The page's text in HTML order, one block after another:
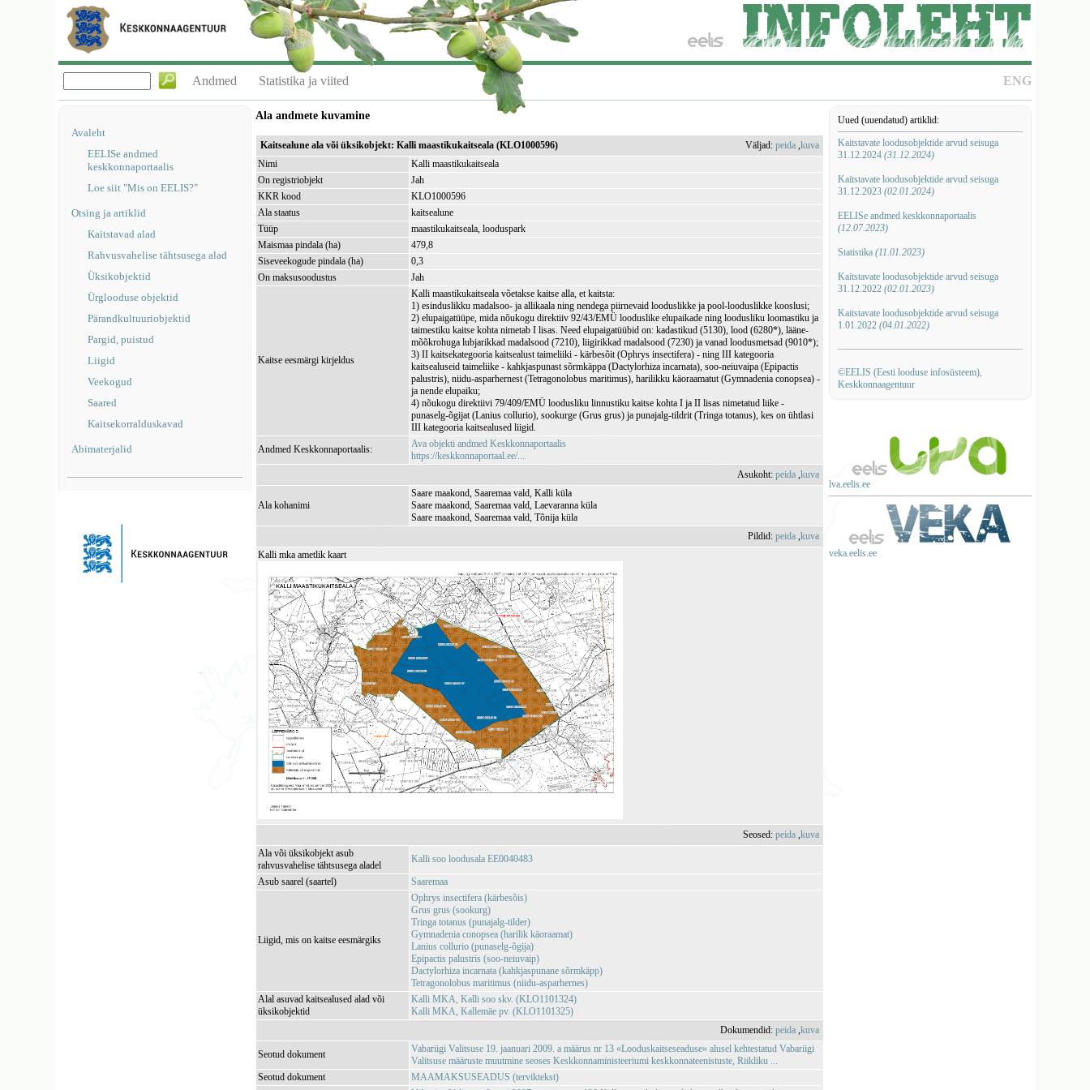
ENG
Andmed Statistika ja viited
Avaleht
EELISe andmed
keskkonnaportaalis
Loe siit "Mis on EELIS?"
Otsing ja artiklid
Kaitstavad alad
Rahvusvahelise tähtsusega alad
Üksikobjektid
Ürglooduse objektid
Pärandkultuuriobjektid
Pargid, puistud
Liigid
Veekogud
Saared
Kaitsekorralduskavad
Abimaterjalid
Uued (uuendatud) artiklid:
Kaitstavate loodusobjektide arvud seisuga
31.12.2024 (31.12.2024)
Kaitstavate loodusobjektide arvud seisuga
31.12.2023 (02.01.2024)
EELISe andmed keskkonnaportaalis
(12.07.2023)
Statistika (11.01.2023)
Kaitstavate loodusobjektide arvud seisuga
31.12.2022 (02.01.2023)
Kaitstavate loodusobjektide arvud seisuga
1.01.2022 (04.01.2022)
©EELIS (Eesti looduse infosüsteem),
Keskkonnaagentuur
lva.eelis.ee
veka.eelis.ee
Ala andmete kuvamine
Kaitsealune ala või üksikobjekt: Kalli maastikukaitseala (KLO1000596) Väljad:peida ,kuva
Nimi
Kalli maastikukaitseala
On registriobjekt
Jah
KKR kood
KLO1000596
Ala staatus
kaitsealune
Tüüp
maastikukaitseala, looduspark
Maismaa pindala (ha)
479,8
Siseveekogude pindala (ha)
0,3
On maksusoodustus
Jah
Kaitse eesmärgi kirjeldus
Kalli maastikukaitseala võetakse kaitse alla, et kaitsta:
1) esinduslikku madalsoo- ja allikaala ning nendega piirnevaid looduslikke ja pool-looduslikke kooslusi;
2) elupaigatüüpe, mida nõukogu direktiiv 92/43/EMÜ looduslike elupaikade ning loodusliku loomastiku ja
taimestiku kaitse kohta nimetab I lisas. Need elupaigatüübid on: kadastikud (5130), lood (6280*), lääne-
mõõkrohuga lubjarikkad madalsood (7210), liigirikkad madalsood (7230) ja vanad loodusmetsad (9010*);
3) II kaitsekategooria kaitsealust taimeliiki - kärbesõit (Ophrys insectifera) - ning III kategooria
kaitsealuseid taimeliike - kahkjaspunast sõrmkäppa (Dactylorhiza incarnata), soo-neiuvaipa (Epipactis
palustris), niidu-asparhernest (Tetragonolobus maritimus), harilikku käoraamatut (Gymnadenia conopsea) -
ja nende elupaiku;
4) nõukogu direktiivi 79/409/EMÜ loodusliku linnustiku kaitse kohta I ja II lisas nimetatud liike -
punaselg-õgijat (Lanius collurio), sookurge (Grus grus) ja punajalg-tildrit (Tringa totanus), kes on ühtlasi
III kategooria kaitsealused liigid.
Andmed Keskkonnaportaalis:
Ava objekti andmed Keskkonnaportaalis
https://keskkonnaportaal.ee/...
Asukoht:peida ,kuva
Ala kohanimi
Saare maakond, Saaremaa vald, Kalli küla
Saare maakond, Saaremaa vald, Laevaranna küla
Saare maakond, Saaremaa vald, Tõnija küla
Pildid:peida ,kuva
Kalli mka ametlik kaart
Seosed:peida ,kuva
Ala või üksikobjekt asub
rahvusvahelise tähtsusega aladel
Kalli soo loodusala EE0040483
Asub saarel (saartel)
Saaremaa
Liigid, mis on kaitse eesmärgiks
Ophrys insectifera (kärbesõis)
Grus grus (sookurg)
Tringa totanus (punajalg-tilder)
Gymnadenia conopsea (harilik käoraamat)
Lanius collurio (punaselg-õgija)
Epipactis palustris (soo-neiuvaip)
Dactylorhiza incarnata (kahkjaspunane sõrmkäpp)
Tetragonolobus maritimus (niidu-asparhernes)
Alal asuvad kaitsealused alad või
üksikobjektid
Kalli MKA, Kalli soo skv. (KLO1101324)
Kalli MKA, Kallemäe pv. (KLO1101325)
Dokumendid:peida ,kuva
Seotud dokument
Vabariigi Valitsuse 19. jaanuari 2009. a määrus nr 13 «Looduskaitseseaduse» alusel kehtestatud Vabariigi
Valitsuse määruste muutmine seoses Keskkonnaministeeriumi keskkonnateenistuste, Riikliku ...
Seotud dokument
MAAMAKSUSEADUS (terviktekst)